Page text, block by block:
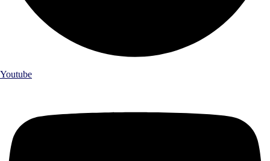
Youtube